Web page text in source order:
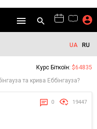
UA RU
Курс Біткоїн: $64835
та крива Еббінгауза?
0 19447